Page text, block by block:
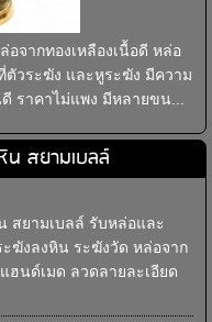
อจากทองเหลืองเนื้อดี หล่อ
วระฆัง และหูระฆัง มีความ
ราคาไม่แพง มีหลายขน...
น สยามเบลล์
สยามเบลล์ รับหล่อและ
ฆังลงหิน ระฆังวัด หล่อจาก
ฮนด์เมด ลวดลายละเอียด